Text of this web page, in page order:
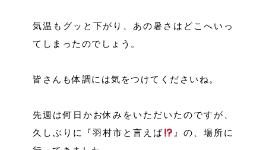
気温もグッと下がり、あの暑さはどこへいっ
てしまったのでしょう。
皆さんも体調には気をつけてくださいね。
先週は何日かお休みをいただいたのですが、
久しぶりに『羽村市と言えば
』の、場所に